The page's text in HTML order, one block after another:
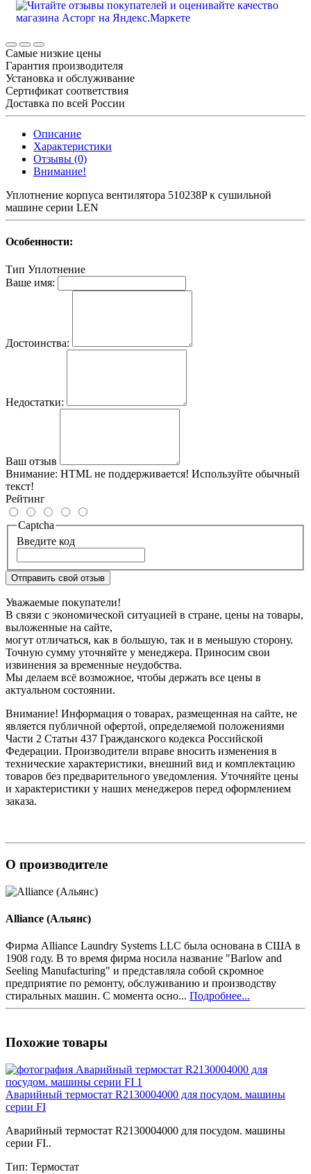
Самые низкие цены
Гарантия производителя
Установка и обслуживание
Сертификат соответствия
Доставка по всей России
Описание
Характеристики
Отзывы (0)
Внимание!
Уплотнение корпуса вентилятора 510238P к сушильной
машине серии LEN
Особенности:
Тип Уплотнение
Ваше имя:
Достоинства:
Недостатки:
Ваш отзыв
Внимание: HTML не поддерживается! Используйте обычный
текст!
Рейтинг
Captcha
Введите код
Отправить свой отзыв
Уважаемые покупатели!
В связи с экономической ситуацией в стране, цены на товары,
выложенные на сайте,
могут отличаться, как в большую, так и в меньшую сторону.
Точную сумму уточняйте у менеджера. Приносим свои
извинения за временные неудобства.
Мы делаем всё возможное, чтобы держать все цены в
актуальном состоянии.
Внимание! Информация о товарах, размещенная на сайте, не
является публичной офертой, определяемой положениями
Части 2 Статьи 437 Гражданского кодекса Российской
Федерации. Производители вправе вносить изменения в
технические характеристики, внешний вид и комплектацию
товаров без предварительного уведомления. Уточняйте цены
и характеристики у наших менеджеров перед оформлением
заказа.
О производителе
Alliance (Альянс)
Фирма Alliance Laundry Systems LLC была основана в США в
1908 году. В то время фирма носила название "Barlow and
Seeling Manufacturing" и представляла собой скромное
предприятие по ремонту, обслуживанию и производству
стиральных машин. С момента осно... Подробнее...
Похожие товары
Аварийный термостат R2130004000 для посудом. машины
серии FI
Аварийный термостат R2130004000 для посудом. машины
серии FI..
Тип: Термостат